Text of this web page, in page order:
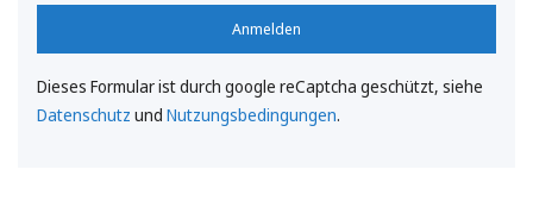
Anmelden
Dieses Formular ist durch google reCaptcha geschützt, siehe
Datenschutz und Nutzungsbedingungen.